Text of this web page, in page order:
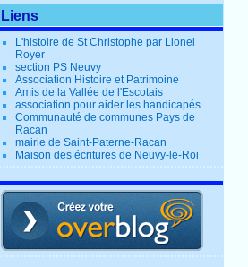
Liens
L'histoire de St Christophe par Lionel
Royer
section PS Neuvy
Association Histoire et Patrimoine
Amis de la Vallée de l'Escotais
association pour aider les handicapés
Communauté de communes Pays de
Racan
mairie de Saint-Paterne-Racan
Maison des écritures de Neuvy-le-Roi